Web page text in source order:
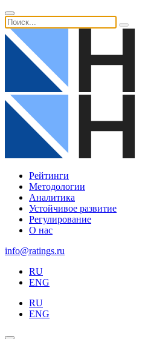
Рейтинги
Методологии
Аналитика
Устойчивое развитие
Регулирование
О нас
info@ratings.ru
RU
ENG
RU
ENG